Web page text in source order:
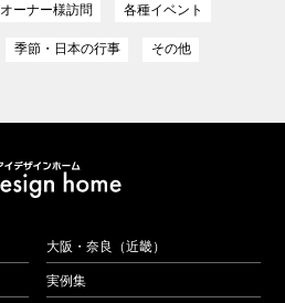
オーナー様訪問 各種イベント
季節・日本の行事 その他
大阪・奈良（近畿）
実例集